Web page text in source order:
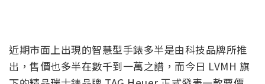
近期市面上出現的智慧型手錶多半是由科技品牌所推
出，售價也多半在數千到一萬之譜，而今日 LVMH 旗